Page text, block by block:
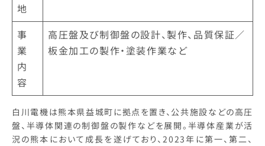
地
事
業
内
容
高圧盤及び制御盤の設計、製作、品質保証／
板金加工の製作・塗装作業など
白川電機は熊本県益城町に拠点を置き、公共施設などの高圧
盤、半導体関連の制御盤の製作などを展開。半導体産業が活
況の熊本において成長を遂げており、2023年に第一、第二、